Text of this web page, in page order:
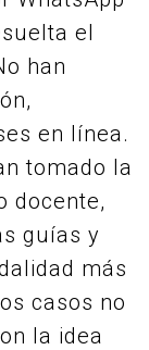
el
han
en línea.
tomado la
docente,
guías y
más
casos no
la idea